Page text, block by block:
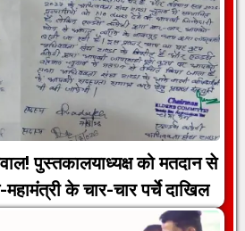
पुस्तकालयाध्यक्ष को मतदान से
के चार-चार पर्चे दाखिल